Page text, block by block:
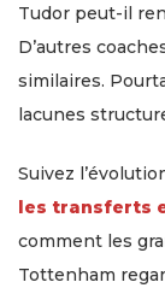
Tudor peut-il
D’autres
similaires.
lacunes
Suivez
les transferts
comment les
Tottenham